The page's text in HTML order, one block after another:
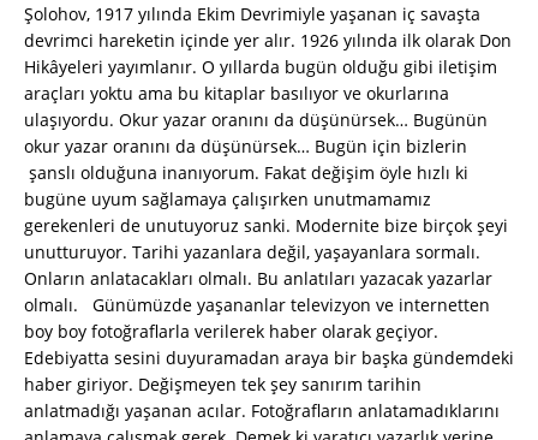
Şolohov, 1917 yılında Ekim Devrimiyle yaşanan iç savaşta
devrimci hareketin içinde yer alır. 1926 yılında ilk olarak Don
Hikâyeleri yayımlanır. O yıllarda bugün olduğu gibi iletişim
araçları yoktu ama bu kitaplar basılıyor ve okurlarına
ulaşıyordu. Okur yazar oranını da düşünürsek… Bugünün
okur yazar oranını da düşünürsek… Bugün için bizlerin
şanslı olduğuna inanıyorum. Fakat değişim öyle hızlı ki
bugüne uyum sağlamaya çalışırken unutmamamız
gerekenleri de unutuyoruz sanki. Modernite bize birçok şeyi
unutturuyor. Tarihi yazanlara değil, yaşayanlara sormalı.
Onların anlatacakları olmalı. Bu anlatıları yazacak yazarlar
olmalı. Günümüzde yaşananlar televizyon ve internetten
boy boy fotoğraflarla verilerek haber olarak geçiyor.
Edebiyatta sesini duyuramadan araya bir başka gündemdeki
haber giriyor. Değişmeyen tek şey sanırım tarihin
anlatmadığı yaşanan acılar. Fotoğrafların anlatamadıklarını